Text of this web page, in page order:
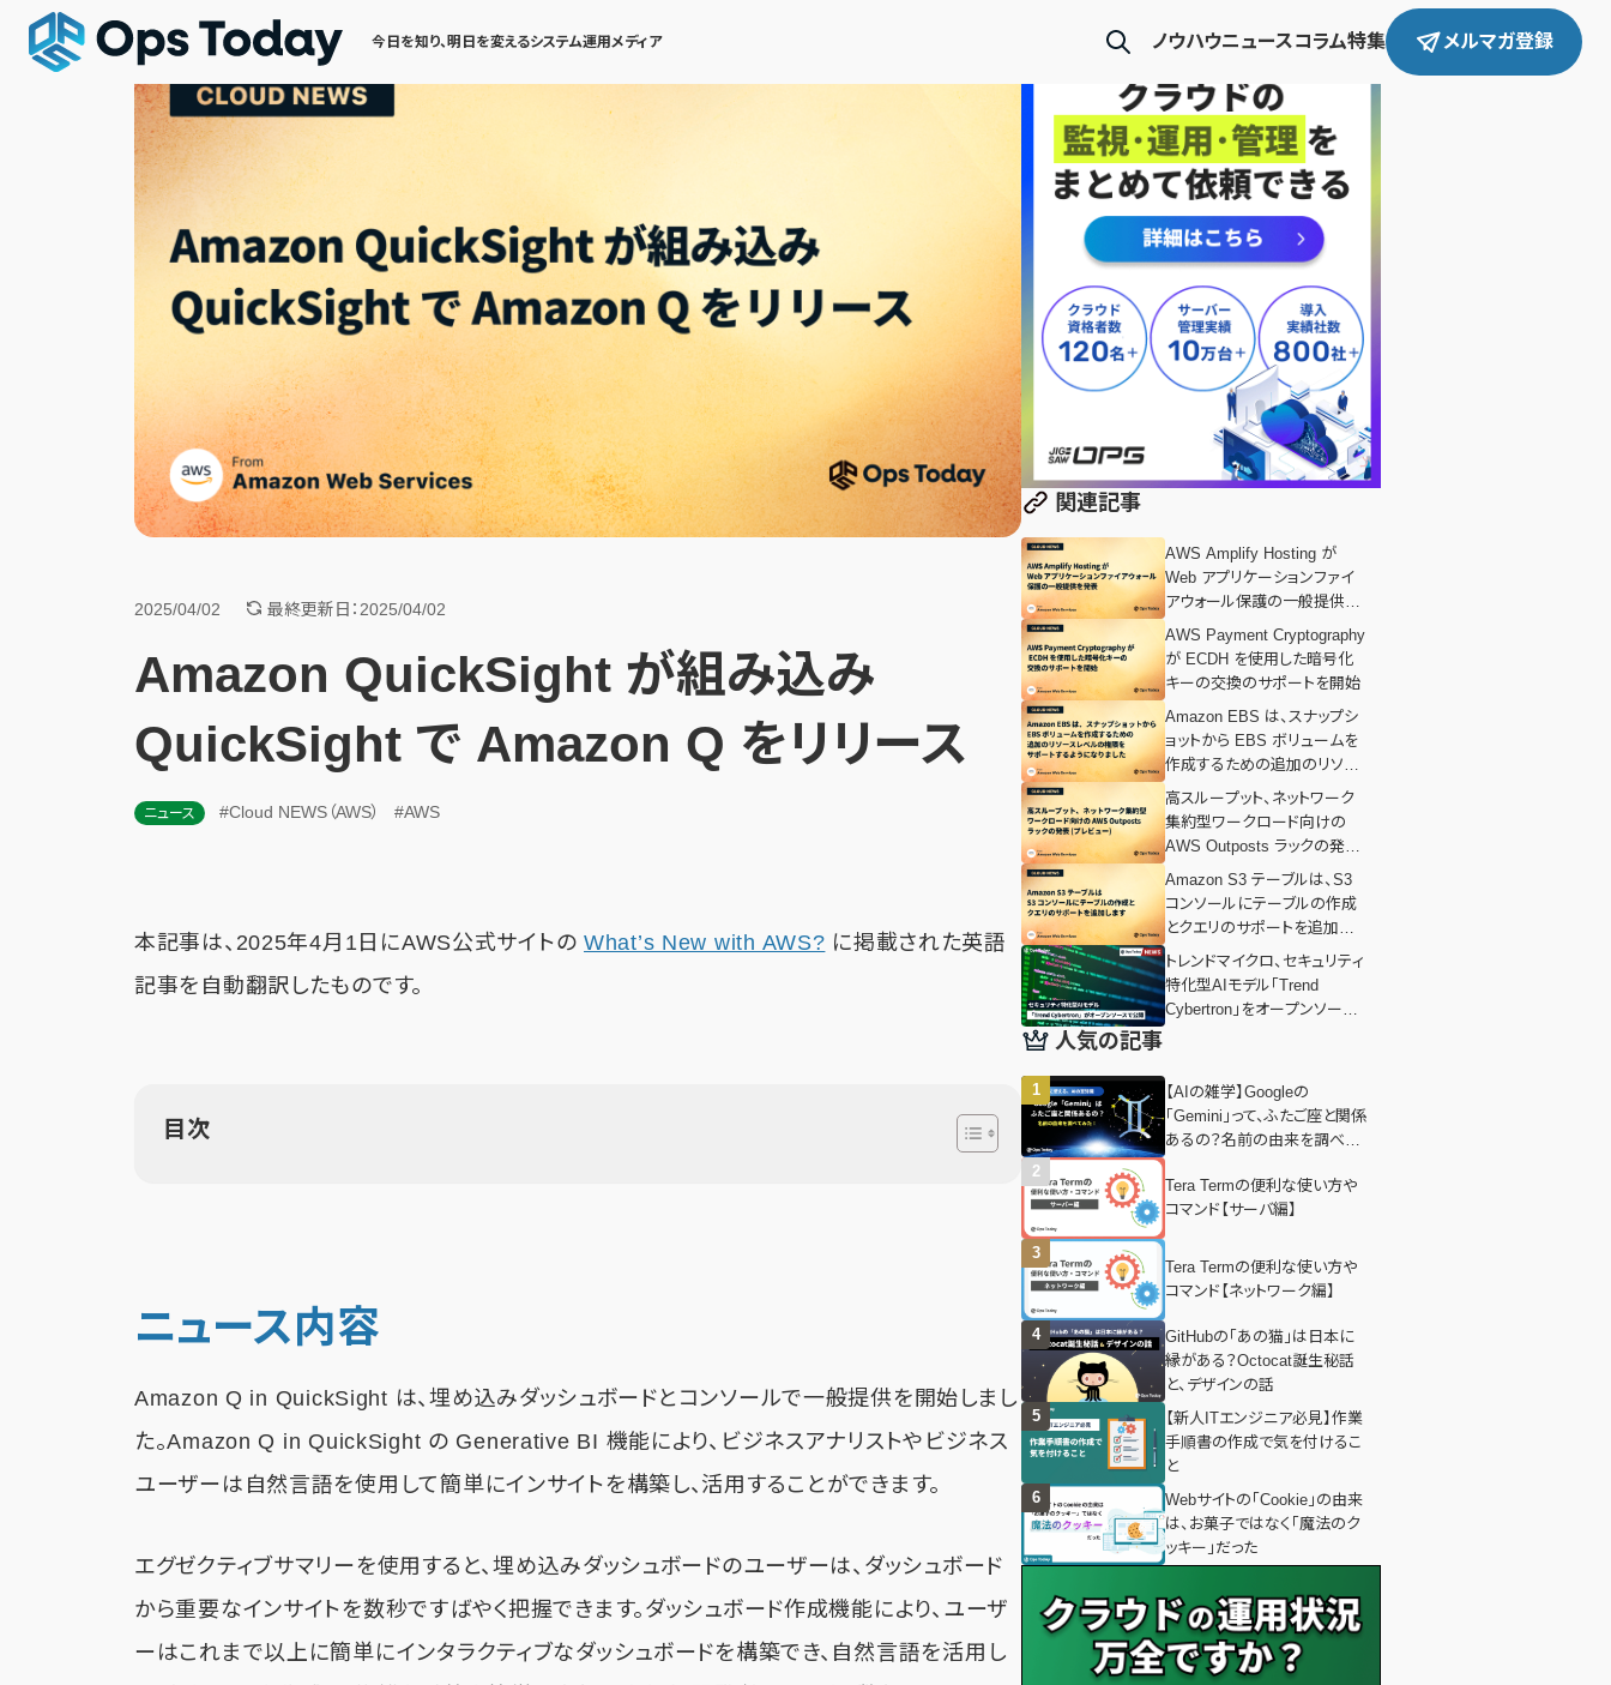
今日を知り、明日を変えるシステム運用メディア ノウハウニュースコラム特集 メルマガ登録
2025/04/02 最終更新日：2025/04/02
Amazon QuickSight が組み込み
QuickSight で Amazon Q をリリース
ニュース #Cloud NEWS（AWS） #AWS
本記事は、2025年4月1日にAWS公式サイトの What’s New with AWS? に掲載された英語
記事を自動翻訳したものです。
目次
ニュース内容
Amazon Q in QuickSight は、埋め込みダッシュボードとコンソールで一般提供を開始しまし
た。Amazon Q in QuickSight の Generative BI 機能により、ビジネスアナリストやビジネス
ユーザーは自然言語を使用して簡単にインサイトを構築し、活用することができます。
エグゼクティブサマリーを使用すると、埋め込みダッシュボードのユーザーは、ダッシュボード
から重要なインサイトを数秒ですばやく把握できます。ダッシュボード作成機能により、ユーザ
ーはこれまで以上に簡単にインタラクティブなダッシュボードを構築でき、自然言語を活用し
関連記事
AWS Amplify Hosting が
Web アプリケーションファイ
アウォール保護の一般提供を
発表
AWS Payment Cryptography
が ECDH を使用した暗号化
キーの交換のサポートを開始
Amazon EBS は、スナップシ
ョットから EBS ボリュームを
作成するための追加のリソー
スレベルの権限をサポートす
るようになりました
高スループット、ネットワーク
集約型ワークロード向けの
AWS Outposts ラックの発表
(プレビュー)
Amazon S3 テーブルは、S3
コンソールにテーブルの作成
とクエリのサポートを追加しま
す
トレンドマイクロ、セキュリティ
特化型AIモデル「Trend
Cybertron」をオープンソース
人気の記事
【AIの雑学】Googleの
「Gemini」って、ふたご座と関係
あるの？名前の由来を調べて
Tera Termの便利な使い方や
コマンド【サーバ編】
Tera Termの便利な使い方や
コマンド【ネットワーク編】
GitHubの「あの猫」は日本に
縁がある？Octocat誕生秘話
と、デザインの話
【新人ITエンジニア必見】作業
手順書の作成で気を付けるこ
と
Webサイトの「Cookie」の由来
は、お菓子ではなく「魔法のク
ッキー」だった